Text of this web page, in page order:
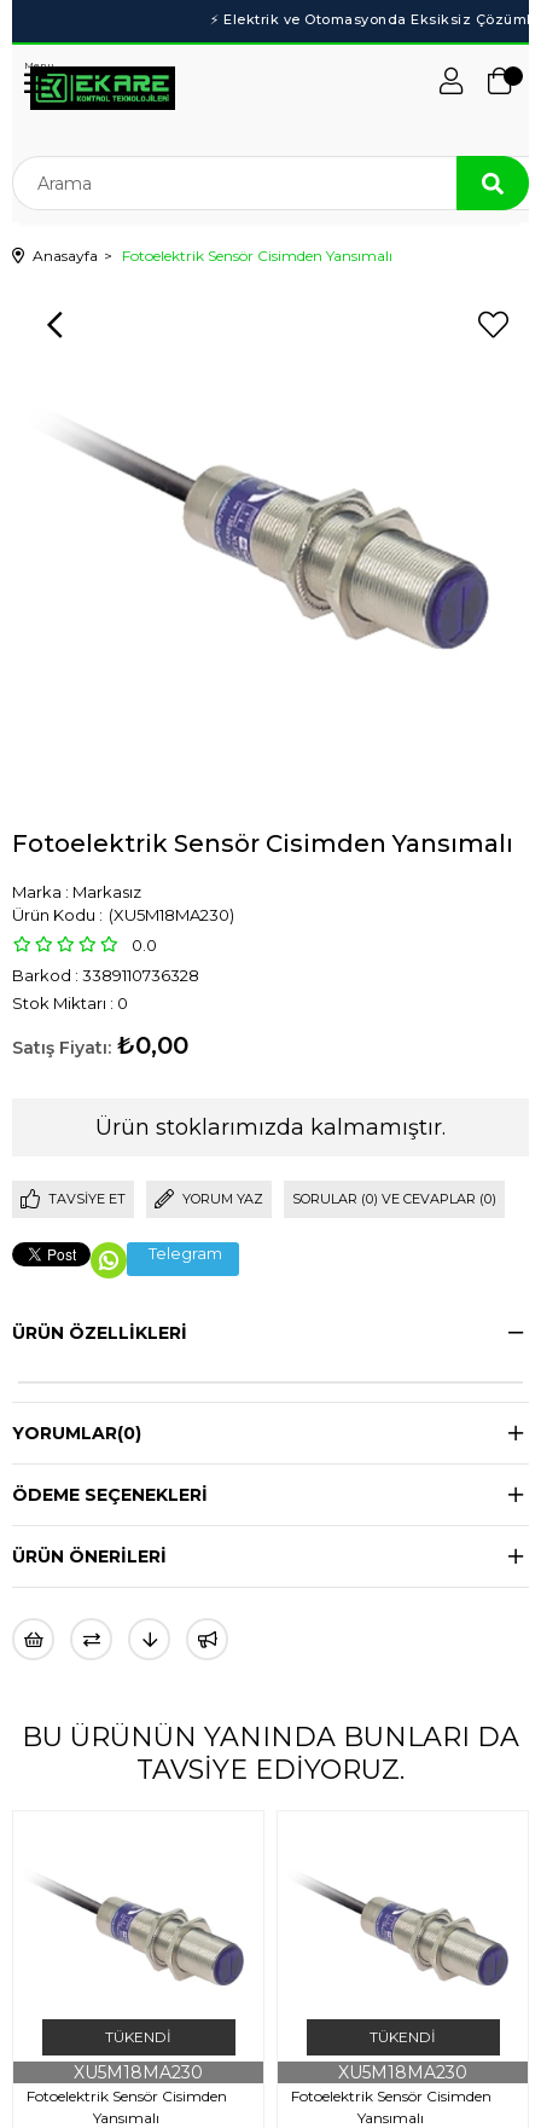
Menu
Anasayfa Fotoelektrik Sensör Cisimden Yansımalı
Fotoelektrik Sensör Cisimden Yansımalı
Marka : Markasız
(XU5M18MA230)
0.0
Barkod : 3389110736328
Stok Miktarı : 0
₺0,00
Ürün stoklarımızda kalmamıştır.
TAVSIYE ET YORUM YAZ SORULAR (0) VE CEVAPLAR (0)
Telegram
ÜRÜN ÖZELLIKLERI
YORUMLAR(0)
ÖDEME SEÇENEKLERI
ÜRÜN ÖNERILERI
BU ÜRÜNÜN YANINDA BUNLARI DA
TAVSIYE EDIYORUZ.
TÜKENDI
Fotoelektrik Sensör Cisimden
Yansımalı
XU5M18MA230
TÜKENDI
Fotoelektrik Sensör Cisimden
Yansımalı
XU5M18MA230